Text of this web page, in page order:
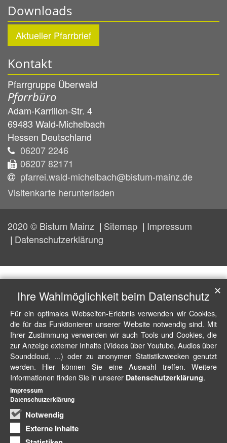
Downloads
Aktueller Pfarrbrief
Kontakt
Pfarrgruppe Überwald
Pfarrbüro
Adam-Karrillon-Str. 4
69483 Wald-Michelbach
Hessen Deutschland
06207 2246
06207 82171
pfarrei.wald-michelbach@bistum-mainz.de
Visitenkarte herunterladen
2020 © Bistum Mainz Sitemap
Impressum
Datenschutzerklärung
Ihre Wahlmöglichkeit beim Datenschutz
Für ein optimales Webseiten-Erlebnis verwenden wir Cookies,
die für das Funktionieren unserer Website notwendig sind. Mit
Ihrer Zustimmung verwenden wir auch Tools und Cookies, die
zur Anzeige externer Inhalte (Videos über Youtube, Audios über
Soundcloud, ...) oder zu anonymen Statistikzwecken genutzt
werden. Hier können Sie eine Auswahl treffen. Weitere
Informationen finden Sie in unserer Datenschutzerklärung.
Notwendig
Externe Inhalte
✕
Impressum
Datenschutzerklärung